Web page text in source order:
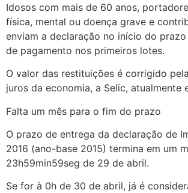
Idosos com mais de 60 anos,
física, mental ou doença grave e
enviam a declaração no início do
de pagamento nos primeiros lotes.
O valor das restituições é corrigido
juros da economia, a Selic, atualmente
Falta um mês para o fim do prazo
O prazo de entrega da declaração de
2016 (ano-base 2015) termina em um
23h59min59seg de 29 de abril.
Se for à 0h de 30 de abril, já é